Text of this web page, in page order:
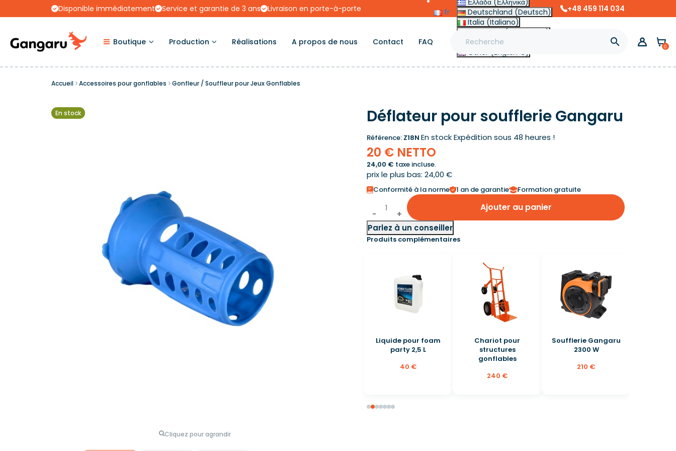
Disponible immédiatement Service et garantie de 3 ans Livraison en porte-à-porte fr
Ελλάδα (Ελληνικά)
Deutschland (Deutsch)
Italia (Italiano)
Slovensko (Slovenčina)
Magyarország (Magyar)
Other (English €)
+48 459 114 034
Boutique Production Réalisations A propos de nous Contact FAQ  0
Accueil Accessoires pour gonflables Gonfleur / Souffleur pour Jeux Gonflables
En stock
Cliquez pour agrandir
Déflateur pour soufflerie Gangaru
Référence: Z18N En stockExpédition sous 48 heures !
20 € NETTO
24,00 € taxe incluse.
prix le plus bas: 24,00 €
Conformité à la norme 1 an de garantie Formation gratuite
Ajouter au panier
Parlez à un conseiller
Produits complémentaires
Liquide pour foam
party 2,5 L
40 €
Chariot pour
structures
gonflables
240 €
Soufflerie Gangaru
2300 W
210 €